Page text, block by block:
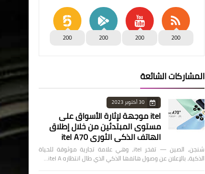
200
200
200
200
المشاركات الشائعة
30 أكتوبر 2023
itel موجهة لإثارة الأسواق على
مستوى المبتدئين من خلال إطلاق
الهاتف الذكي الثوري itel A70
شنجن، الصين — تفخر itel، وهي علامة تجارية موثوقة للحياة
الذكية، بالإعلان عن وصول هاتفها الذكي الذي طال انتظاره itel A…